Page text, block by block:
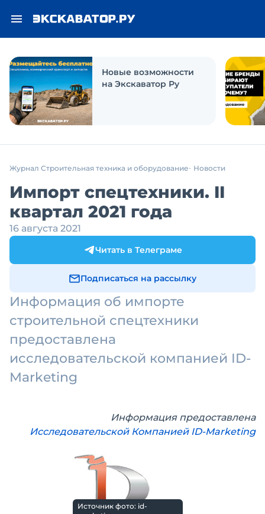
Новые возможности
на Экскаватор Ру
Журнал Строительная техника и оборудование Новости
Импорт спецтехники. II
квартал 2021 года
16 августа 2021
Читать в Телеграме
Подписаться на рассылку
Информация об импорте
строительной спецтехники
предоставлена
исследовательской компанией ID-
Marketing
Информация предоставлена
Исследовательской Компанией ID-Marketing
Источник фото: id-